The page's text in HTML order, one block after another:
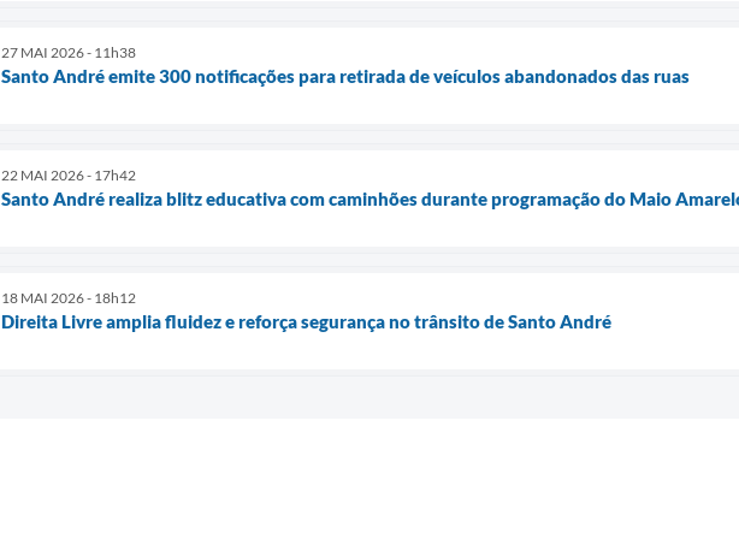
27 MAI 2026 - 11h38
Santo André emite 300 notificações para retirada de veículos abandonados das ruas
22 MAI 2026 - 17h42
Santo André realiza blitz educativa com caminhões durante programação do Maio
18 MAI 2026 - 18h12
Direita Livre amplia fluidez e reforça segurança no trânsito de Santo André